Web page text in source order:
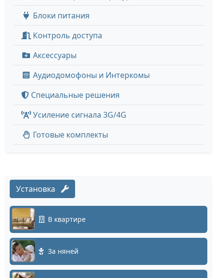
Блоки питания
Контроль доступа
Аксессуары
Аудиодомофоны и Интеркомы
Специальные решения
Усиление сигнала 3G/4G
Готовые комплекты
Установка
В квартире
За няней